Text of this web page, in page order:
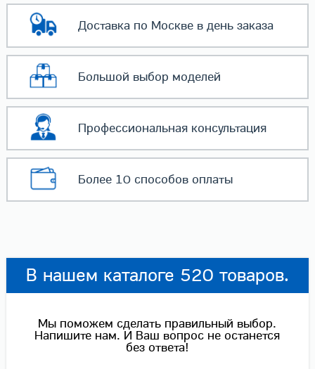
Доставка по Москвев день заказа
Большой выбор моделей
Профессиональнаяконсультация
Более 10 способовоплаты
В нашем каталоге 520 товаров.
Мы поможем сделать правильный выбор.
Напишите нам. И Ваш вопрос не останется
без ответа!